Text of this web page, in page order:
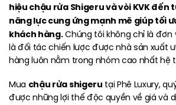
hiệu chậu rửa Shigeru và vòi KVK đến
năng lực cung ứng mạnh mẽ giúp tối
khách hàng.Chúng tôi không chỉ là đơn
là đối tác chiến lược được nhà sản xuất
hàng luôn nằm trong nhóm cao nhất hệ
Mua chậu rửa shigeru tại Phê Luxury,
được những lợi thế độc quyền về giá và